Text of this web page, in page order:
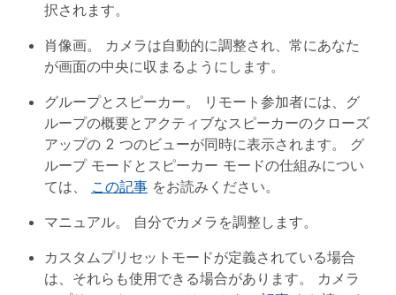
択されます。
肖像画。 カメラは自動的に調整され、常にあなた
が画面の中央に収まるようにします。
グループとスピーカー。 リモート参加者には、グ
ループの概要とアクティブなスピーカーのクローズ
アップの 2 つのビューが同時に表示されます。 グ
ループ モードとスピーカー モードの仕組みについ
ては、 この記事 をお読みください。
マニュアル。 自分でカメラを調整します。
カスタムプリセットモードが定義されている場合
は、それらも使用できる場合があります。 カメラ